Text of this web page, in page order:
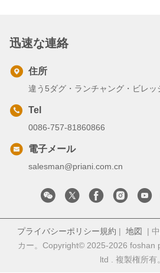
迅速な連絡
住所
違う5ダグ・ランチャング・ビレッ
Tel
0086-757-81860866
電子メール
salesman@priani.com.cn
プライバシーポリシー規約 | 地図
|
カー。Copyright© 2025-2026 foshan
ltd . 複製権所有。